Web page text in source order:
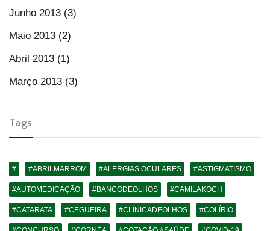
Junho 2013 (3)
Maio 2013 (2)
Abril 2013 (1)
Março 2013 (3)
Tags
# #ABRILMARROM #ALERGIAS OCULARES #ASTIGMATISMO
#AUTOMEDICAÇÃO #BANCODEOLHOS #CAMILAKOCH
#CATARATA #CEGUEIRA #CLÍNICADEOLHOS #COLÍRIO